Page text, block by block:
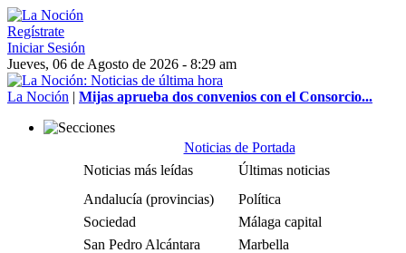
Regístrate
Iniciar Sesión
Jueves, 06 de Agosto de 2026 - 8:29 am
La Noción | Mijas aprueba dos convenios con el Consorcio...
Noticias de Portada
Noticias más leídas
Últimas noticias
Andalucía (provincias)
Política
Sociedad
Málaga capital
San Pedro Alcántara
Marbella